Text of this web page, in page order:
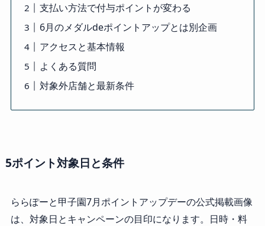
支払い方法で付与ポイントが変わる
6月のメダルdeポイントアップとは別企画
アクセスと基本情報
よくある質問
対象外店舗と最新条件
5ポイント対象日と条件
ららぽーと甲子園7月ポイントアップデーの公式掲載画像
は、対象日とキャンペーンの目印になります。日時・料